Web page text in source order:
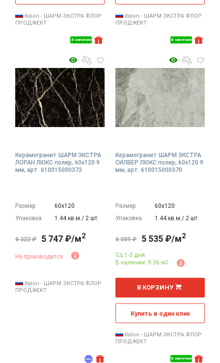
В наличии
Italon - ШАРМ ЭКСТРА ФЛОР
ПРОДЖЕКТ
В наличии
Italon - ШАРМ ЭКСТРА ФЛОР
ПРОДЖЕКТ
Керамогранит ШАРМ ЭКСТРА
ЛОРАН ЛЮКС полир, 60x120 9
мм, арт. 610015000372
Размер
60х120
Упаковка
1.44 кв.м./ 2 шт.
6 322 ₽ 5 747 ₽/м2
Не производится
Italon - ШАРМ ЭКСТРА ФЛОР
ПРОДЖЕКТ
Керамогранит ШАРМ ЭКСТРА
СИЛВЕР ЛЮКС полир, 60x120 9
мм, арт. 610015000370
Размер
60х120
Упаковка
1.44 кв.м./ 2 шт.
В наличии
6 089 ₽ 5 535 ₽/м2
1-3 дня
В наличии: 9.36 м2
м
В КОРЗИНУ
Купить в один клик
Italon - ШАРМ ЭКСТРА ФЛОР
ПРОДЖЕКТ